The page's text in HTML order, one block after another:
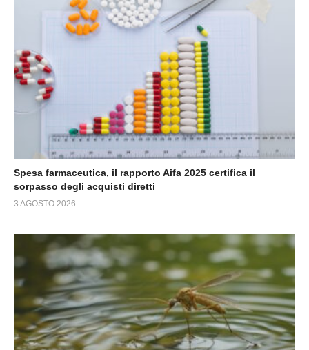
Spesa farmaceutica, il rapporto Aifa 2025 certifica il
sorpasso degli acquisti diretti
3 AGOSTO 2026